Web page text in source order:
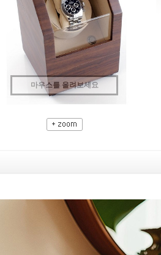
마우스를 올려보세요